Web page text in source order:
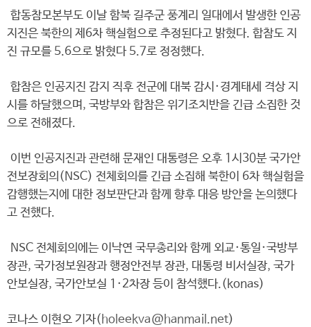
합동참모본부도 이날 함북 길주군 풍계리 일대에서 발생한 인공
지진은 북한의 제6차 핵실험으로 추정된다고 밝혔다. 합참도 지
진 규모를 5.6으로 밝혔다 5.7로 정정했다.
합참은 인공지진 감지 직후 전군에 대북 감시·경계태세 격상 지
시를 하달했으며, 국방부와 합참은 위기조치반을 긴급 소집한 것
으로 전해졌다.
이번 인공지진과 관련해 문재인 대통령은 오후 1시30분 국가안
전보장회의(NSC) 전체회의를 긴급 소집해 북한이 6차 핵실험을
감행했는지에 대한 정보판단과 함께 향후 대응 방안을 논의했다
고 전했다.
NSC 전체회의에는 이낙연 국무총리와 함께 외교·통일·국방부
장관, 국가정보원장과 행정안전부 장관, 대통령 비서실장, 국가
안보실장, 국가안보실 1·2차장 등이 참석했다.(konas)
코나스 이현오 기자( holeekva@hanmail.net)